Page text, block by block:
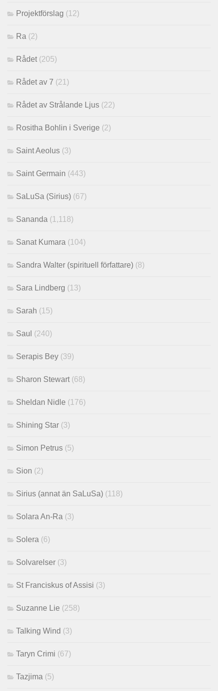
Projektförslag (12)
Ra (2)
Rådet (205)
Rådet av 7 (21)
Rådet av Strålande Ljus (22)
Rositha Bohlin i Sverige (2)
Saint Aeolus (3)
Saint Germain (443)
SaLuSa (Sirius) (67)
Sananda (1,118)
Sanat Kumara (104)
Sandra Walter (spirituell författare) (8)
Sara Lindberg (13)
Sarah (15)
Saul (240)
Serapis Bey (39)
Sharon Stewart (68)
Sheldan Nidle (176)
Shining Star (3)
Simon Petrus (5)
Sion (2)
Sirius (annat än SaLuSa) (118)
Solara An-Ra (3)
Solera (6)
Solvarelser (3)
St Franciskus of Assisi (3)
Suzanne Lie (258)
Talking Wind (3)
Taryn Crimi (67)
Tazjima (5)